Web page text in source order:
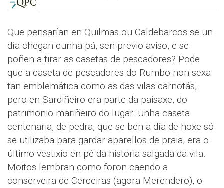
Que pensarían en Quilmas ou Caldebarcos se un
día chegan cunha pá, sen previo aviso, e se
poñen a tirar as casetas de pescadores? Pode
que a caseta de pescadores do Rumbo non sexa
tan emblemática como as das vilas carnotás,
pero en Sardiñeiro era parte da paisaxe, do
patrimonio mariñeiro do lugar. Unha caseta
centenaria, de pedra, que se ben a día de hoxe só
se utilizaba para gardar aparellos de praia, era o
último vestixio en pé da historia salgada da vila.
Moitos lembran como foron caendo a
conserveira de Cerceiras (agora Merendero), o